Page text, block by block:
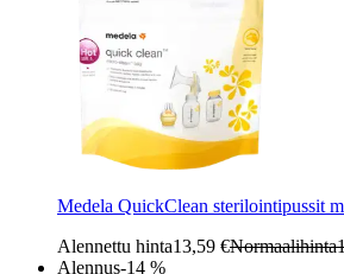
Medela QuickClean sterilointipussit
Alennettu hinta13,59 €Normaalihinta
Alennus-14 %